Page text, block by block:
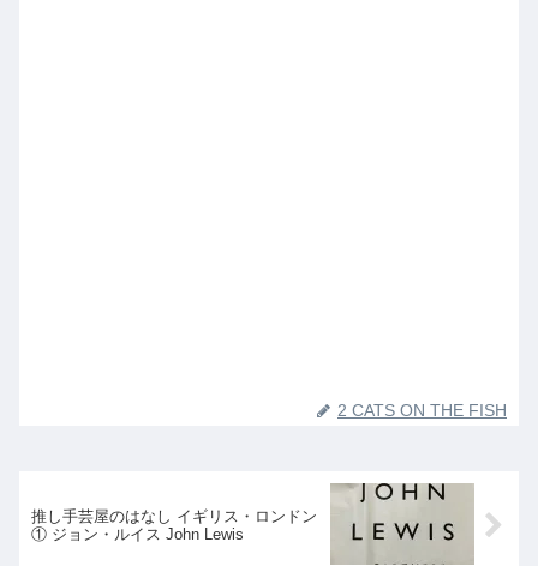
2 CATS ON THE FISH
推し手芸屋のはなし イギリス・ロンドン
① ジョン・ルイス John Lewis